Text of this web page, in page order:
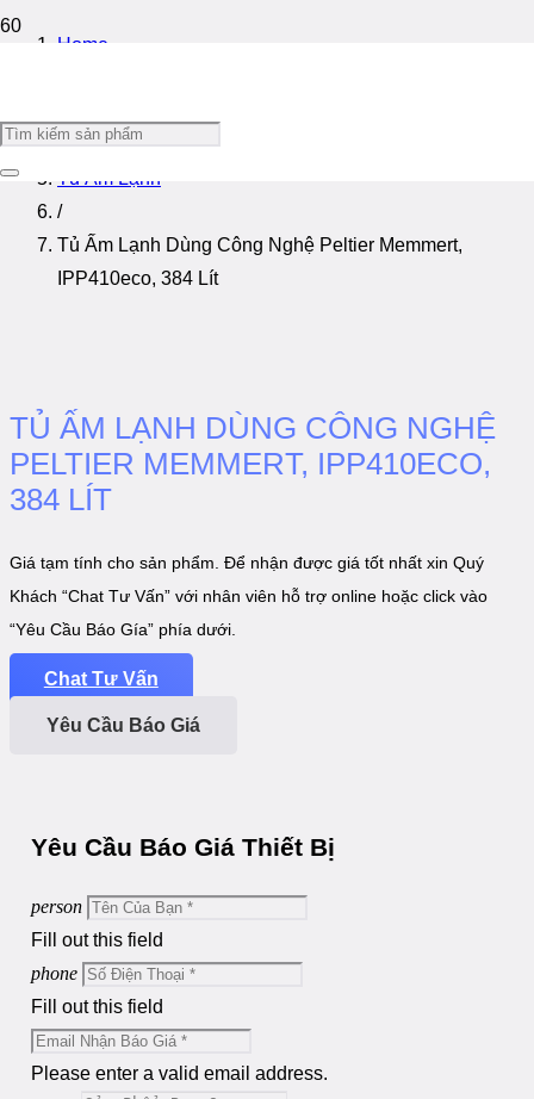
Home
/
Tủ Ấm Lạnh
/
Tủ Ấm Lạnh Dùng Công Nghệ Peltier Memmert,
IPP410eco, 384 Lít
TỦ ẤM LẠNH DÙNG CÔNG NGHỆ
PELTIER MEMMERT, IPP410ECO,
384 LÍT
Giá tạm tính cho sản phẩm. Để nhận được giá tốt nhất xin Quý
Khách “Chat Tư Vấn” với nhân viên hỗ trợ online hoặc click vào
“Yêu Cầu Báo Gía” phía dưới.
Chat Tư Vấn
Yêu Cầu Báo Giá
Yêu Cầu Báo Giá Thiết Bị
person
Fill out this field
phone
Fill out this field
Please enter a valid email address.